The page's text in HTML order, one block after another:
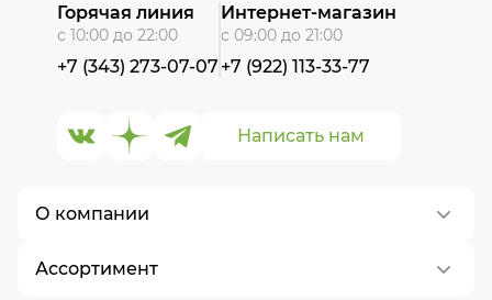
О компании
О нас
Ассортимент
Написать нам
Горячая линия
с 10:00 до 22:00
+7 (343) 273-07-07
Интернет-магазин
с 09:00 до 21:00
+7 (922) 113-33-77